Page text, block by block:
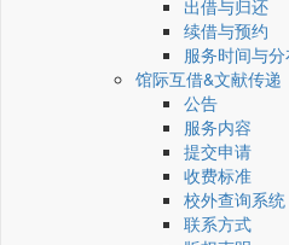
出借与归还
续借与预约
服务时间与
馆际互借&文献传递
公告
服务内容
提交申请
收费标准
校外查询系统
联系方式